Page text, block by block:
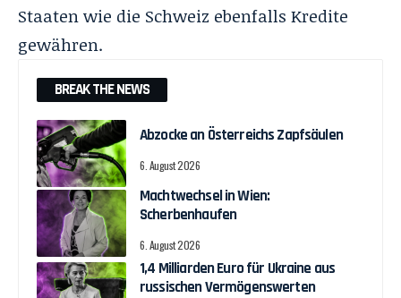
Staaten wie die Schweiz ebenfalls Kredite
gewähren.
BREAK THE NEWS
Abzocke an Österreichs Zapfsäulen
6. August 2026
Machtwechsel in Wien:
Scherbenhaufen
6. August 2026
1,4 Milliarden Euro für Ukraine aus
russischen Vermögenswerten